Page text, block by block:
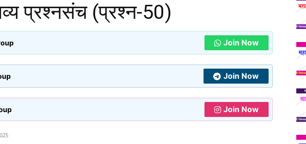
प्रश्नसंच (प्रश्न-50)
Join Now
Join Now
Join Now